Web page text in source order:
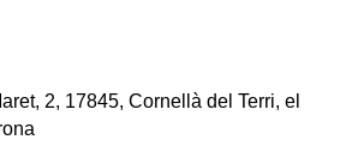
2, 17845, Cornellà del Terri, el